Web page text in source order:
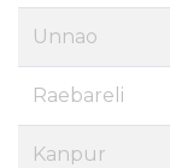
Unnao
Raebareli
Kanpur